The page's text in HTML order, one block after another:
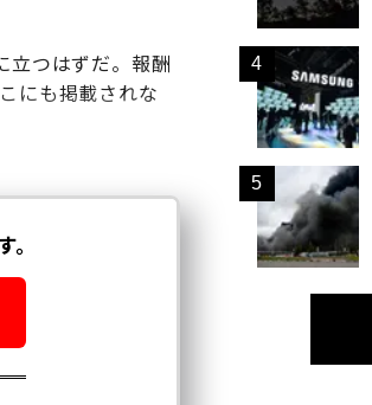
立つはずだ。報酬
にも掲載されな